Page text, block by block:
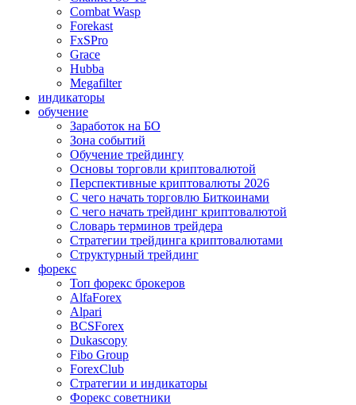
Combat Wasp
Forekast
FxSPro
Grace
Hubba
Megafilter
индикаторы
обучение
Заработок на БО
Зона событий
Обучение трейдингу
Основы торговли криптовалютой
Перспективные криптовалюты 2026
С чего начать торговлю Биткоинами
С чего начать трейдинг криптовалютой
Словарь терминов трейдера
Стратегии трейдинга криптовалютами
Структурный трейдинг
форекс
Топ форекс брокеров
AlfaForex
Alpari
BСSForex
Dukascopy
Fibo Group
ForexClub
Стратегии и индикаторы
Форекс советники